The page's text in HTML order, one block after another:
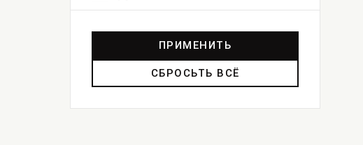
ПРИМЕНИТЬ
СБРОСЬТЬ ВСЁ